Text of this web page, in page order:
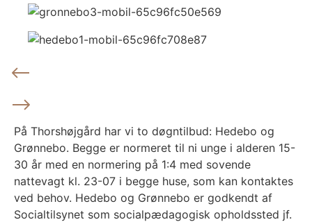
På Thorshøjgård har vi to døgntilbud: Hedebo og
Grønnebo. Begge er normeret til ni unge i alderen 15-
30 år med en normering på 1:4 med sovende
nattevagt kl. 23-07 i begge huse, som kan kontaktes
ved behov. Hedebo og Grønnebo er godkendt af
Socialtilsynet som socialpædagogisk opholdssted jf.